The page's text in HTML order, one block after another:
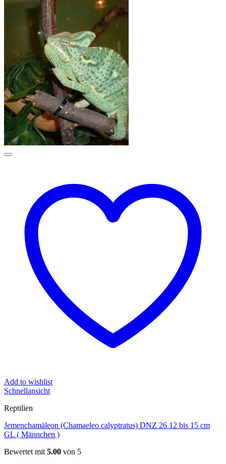
Add to wishlist
Schnellansicht
Reptilien
Jemenchamäleon (Chamaeleo calyptratus) DNZ 26 12 bis 15 cm
GL ( Männchen )
Bewertet mit 5.00 von 5